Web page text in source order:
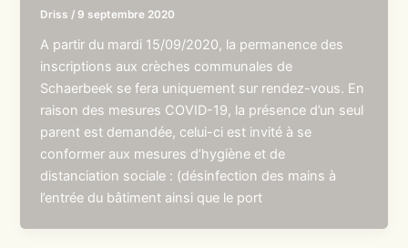
Driss / 9 septembre 2020
A partir du mardi 15/09/2020, la permanence des
inscriptions aux crèches communales de
Schaerbeek se fera uniquement sur rendez-vous. En
raison des mesures COVID-19, la présence d’un seul
parent est demandée, celui-ci est invité à se
conformer aux mesures d’hygiène et de
distanciation sociale : (désinfection des mains à
l’entrée du bâtiment ainsi que le port